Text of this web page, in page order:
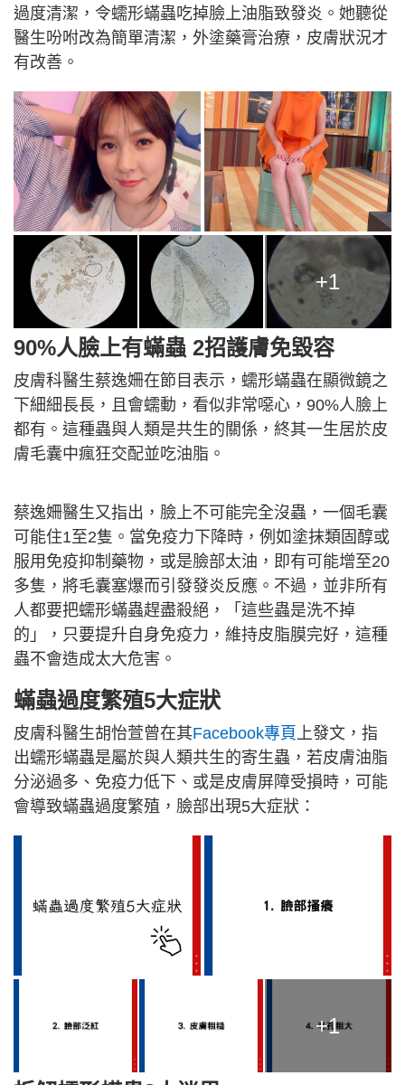
過度清潔，令蠕形蟎蟲吃掉臉上油脂致發炎。她聽從
醫生吩咐改為簡單清潔，外塗藥膏治療，皮膚狀況才
有改善。
+1
90%人臉上有蟎蟲 2招護膚免毀容
皮膚科醫生蔡逸姍在節目表示，蠕形蟎蟲在顯微鏡之
下細細長長，且會蠕動，看似非常噁心，90%人臉上
都有。這種蟲與人類是共生的關係，終其一生居於皮
膚毛囊中瘋狂交配並吃油脂。
蔡逸姍醫生又指出，臉上不可能完全沒蟲，一個毛囊
可能住1至2隻。當免疫力下降時，例如塗抹類固醇或
服用免疫抑制藥物，或是臉部太油，即有可能增至20
多隻，將毛囊塞爆而引發發炎反應。不過，並非所有
人都要把蠕形蟎蟲趕盡殺絕，「這些蟲是洗不掉
的」，只要提升自身免疫力，維持皮脂膜完好，這種
蟲不會造成太大危害。
蟎蟲過度繁殖5大症狀
皮膚科醫生胡怡萱曾在其Facebook專頁上發文，指
出蠕形蟎蟲是屬於與人類共生的寄生蟲，若皮膚油脂
分泌過多、免疫力低下、或是皮膚屏障受損時，可能
會導致蟎蟲過度繁殖，臉部出現5大症狀：
+1